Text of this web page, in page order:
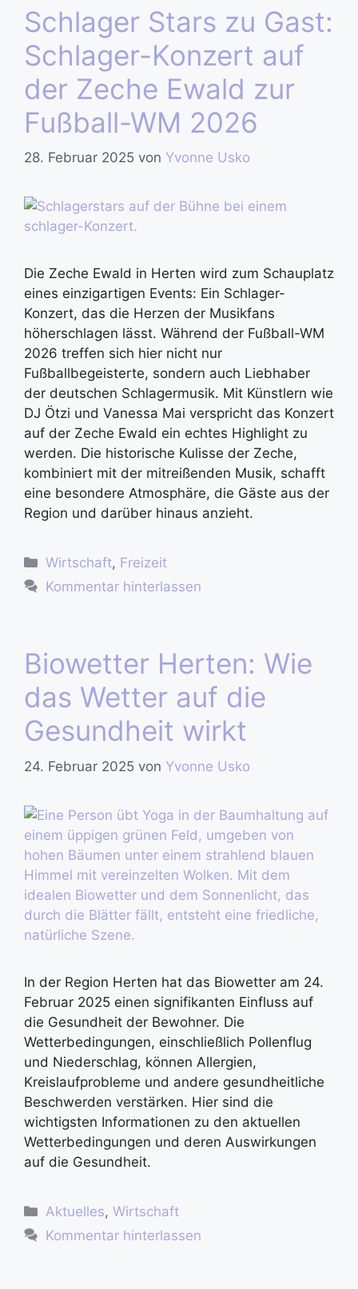
Schlager Stars zu Gast:
Schlager-Konzert auf
der Zeche Ewald zur
Fußball-WM 2026
28. Februar 2025 von Yvonne Usko
Die Zeche Ewald in Herten wird zum Schauplatz
eines einzigartigen Events: Ein Schlager-
Konzert, das die Herzen der Musikfans
höherschlagen lässt. Während der Fußball-WM
2026 treffen sich hier nicht nur
Fußballbegeisterte, sondern auch Liebhaber
der deutschen Schlagermusik. Mit Künstlern wie
DJ Ötzi und Vanessa Mai verspricht das Konzert
auf der Zeche Ewald ein echtes Highlight zu
werden. Die historische Kulisse der Zeche,
kombiniert mit der mitreißenden Musik, schafft
eine besondere Atmosphäre, die Gäste aus der
Region und darüber hinaus anzieht.
Wirtschaft, Freizeit
Kommentar hinterlassen
Biowetter Herten: Wie
das Wetter auf die
Gesundheit wirkt
24. Februar 2025 von Yvonne Usko
In der Region Herten hat das Biowetter am 24.
Februar 2025 einen signifikanten Einfluss auf
die Gesundheit der Bewohner. Die
Wetterbedingungen, einschließlich Pollenflug
und Niederschlag, können Allergien,
Kreislaufprobleme und andere gesundheitliche
Beschwerden verstärken. Hier sind die
wichtigsten Informationen zu den aktuellen
Wetterbedingungen und deren Auswirkungen
auf die Gesundheit.
Aktuelles,Wirtschaft
Kommentar hinterlassen